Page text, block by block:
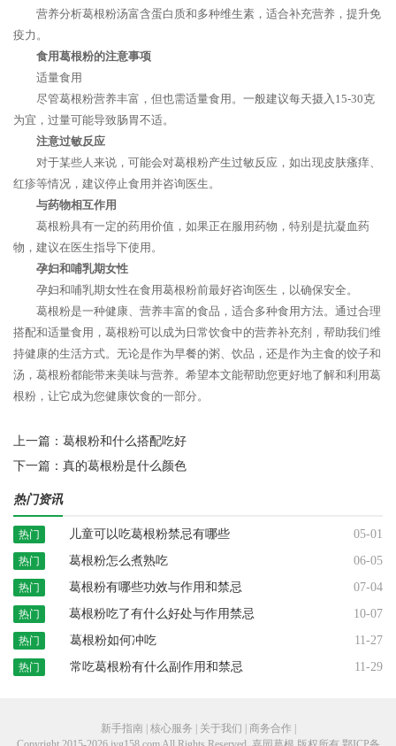
营养分析葛根粉汤富含蛋白质和多种维生素，适合补充营养，提升免
疫力。
食用葛根粉的注意事项
适量食用
尽管葛根粉营养丰富，但也需适量食用。一般建议每天摄入15-30克
为宜，过量可能导致肠胃不适。
注意过敏反应
对于某些人来说，可能会对葛根粉产生过敏反应，如出现皮肤瘙痒、
红疹等情况，建议停止食用并咨询医生。
与药物相互作用
葛根粉具有一定的药用价值，如果正在服用药物，特别是抗凝血药
物，建议在医生指导下使用。
孕妇和哺乳期女性
孕妇和哺乳期女性在食用葛根粉前最好咨询医生，以确保安全。
葛根粉是一种健康、营养丰富的食品，适合多种食用方法。通过合理
搭配和适量食用，葛根粉可以成为日常饮食中的营养补充剂，帮助我们维
持健康的生活方式。无论是作为早餐的粥、饮品，还是作为主食的饺子和
汤，葛根粉都能带来美味与营养。希望本文能帮助您更好地了解和利用葛
根粉，让它成为您健康饮食的一部分。
上一篇： 葛根粉和什么搭配吃好
下一篇： 真的葛根粉是什么颜色
热门资讯
热门 儿童可以吃葛根粉禁忌有哪些 05-01
热门 葛根粉怎么煮熟吃 06-05
热门 葛根粉有哪些功效与作用和禁忌 07-04
热门 葛根粉吃了有什么好处与作用禁忌 10-07
热门 葛根粉如何冲吃 11-27
热门 常吃葛根粉有什么副作用和禁忌 11-29
新手指南 | 核心服务 | 关于我们 | 商务合作 |